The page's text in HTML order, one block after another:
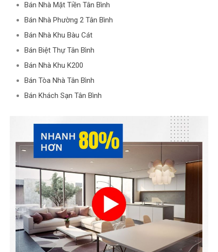
Bán Nhà Mặt Tiền Tân Bình
Bán Nhà Phường 2 Tân Bình
Bán Nhà Khu Bàu Cát
Bán Biệt Thự Tân Bình
Bán Nhà Khu K200
Bán Tòa Nhà Tân Bình
Bán Khách Sạn Tân Bình